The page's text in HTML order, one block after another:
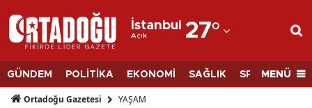
İstanbul
Açık 27°
Adana
Adıyaman
Afyonkarahisar
GÜNDEM POLİTİKA EKONOMİ SAĞLIK SPORMENÜ
Ortadoğu Gazetesi YAŞAM